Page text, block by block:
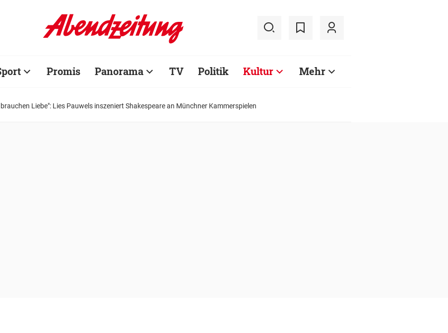
Promis Panorama TV Politik Kultur Mehr
brauchen Liebe": Lies Pauwels inszeniert Shakespeare an Münchner Kammerspielen